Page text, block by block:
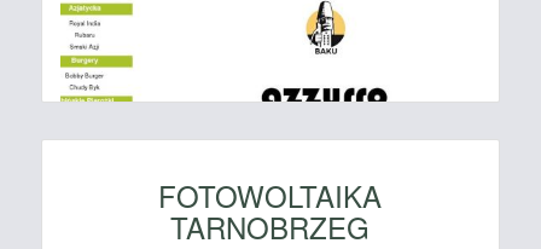
FOTOWOLTAIKA
TARNOBRZEG